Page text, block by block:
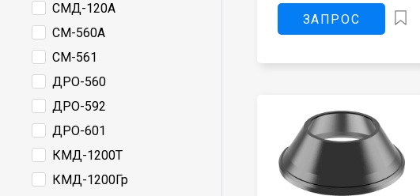
СМД-120А
СМ-560А
СМ-561
ДРО-560
ДРО-592
ДРО-601
КМД-1200Т
КМД-1200Гр
ЗАПРОС